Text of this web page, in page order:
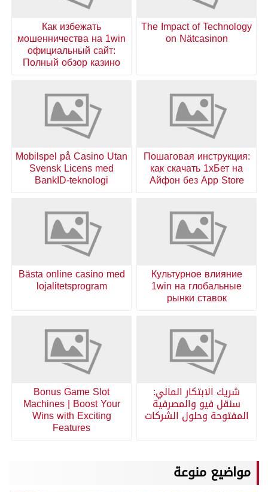
The Impact of Technology
on Nätcasinon
Как избежать
мошенничества на 1win
официальный сайт:
Полный обзор казино
Пошаговая инструкция:
как скачать 1хБет на
Айфон без App Store
Mobilspel på Casino Utan
Svensk Licens med
BankID-teknologi
Культурное влияние
1win на глобальные
рынки ставок
Bästa online casino med
lojalitetsprogram
شريك الابتكار المالي:
سنقل فيو والمصرفية
المفتوحة وحلول الشركات
Bonus Game Slot
Machines | Boost Your
Wins with Exciting
Features
مواضيع منوعة